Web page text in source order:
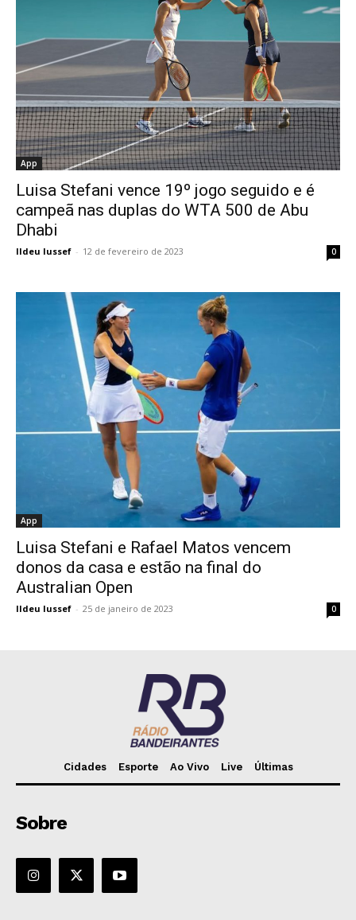
App
Luisa Stefani vence 19º jogo seguido e é
campeã nas duplas do WTA 500 de Abu
Dhabi
Ildeu Iussef - 12 de fevereiro de 2023 0
App
Luisa Stefani e Rafael Matos vencem
donos da casa e estão na final do
Australian Open
Ildeu Iussef - 25 de janeiro de 2023 0
Cidades Esporte Ao Vivo Live Últimas
Sobre